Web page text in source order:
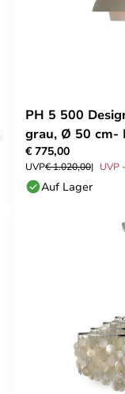
PH 5 500
grau, Ø 50 cm-
€ 775,00
UVP€ 1.020,00 UVP
Auf Lager